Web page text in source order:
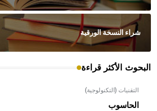
شراء النسخة الورقية
البحوث الأكثر قراءة
التقنيات (التكنولوجية)
الحاسوب